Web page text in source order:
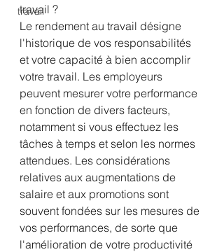
travail
travail ?
Le rendement au travail désigne
l'historique de vos responsabilités
et votre capacité à bien accomplir
votre travail. Les employeurs
peuvent mesurer votre performance
en fonction de divers facteurs,
notamment si vous effectuez les
tâches à temps et selon les normes
attendues. Les considérations
relatives aux augmentations de
salaire et aux promotions sont
souvent fondées sur les mesures de
vos performances, de sorte que
l'amélioration de votre productivité